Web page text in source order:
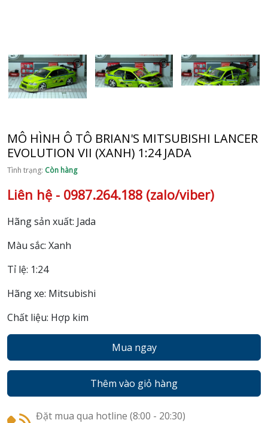
MÔ HÌNH Ô TÔ BRIAN'S MITSUBISHI LANCER
EVOLUTION VII (XANH) 1:24 JADA
Tình trạng: Còn hàng
Liên hệ - 0987.264.188 (zalo/viber)
Hãng sản xuất: Jada
Màu sắc: Xanh
Tỉ lệ: 1:24
Hãng xe: Mitsubishi
Chất liệu: Hợp kim
Mua ngay
Thêm vào giỏ hàng
Đặt mua qua hotline (8:00 - 20:30)